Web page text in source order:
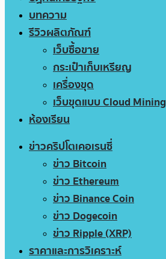
บทความ
รีวิวผลิตภัณฑ์
เว็บซื้อขาย
กระเป๋าเก็บเหรียญ
เครื่องขุด
เว็บขุดแบบ Cloud Mining
ห้องเรียน
ข่าวคริปโตเคอเรนซี่
ข่าว Bitcoin
ข่าว Ethereum
ข่าว Binance Coin
ข่าว Dogecoin
ข่าว Ripple (XRP)
ราคาและการวิเคราะห์